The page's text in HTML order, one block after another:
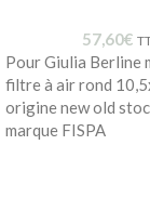
57,60€
Pour Giulia Berline
filtre à air rond
origine new old
marque FISPA